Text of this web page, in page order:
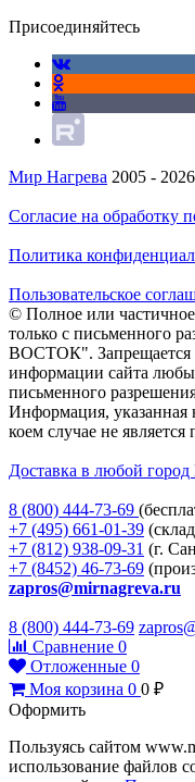
Присоединяйтесь
Мир Нагрева 2005 -
Согласие на обработку
Политика
Пользовательское
© Полное или частичное
только с
ВОСТОК". Запрещается
информации сайта
письменного
Информация, указанная
коем случае не
Доставка в любой
8 (800) 444-73-69
+7 (495) 661-01-39
+7 (812) 938-09-31 (г.
+7 (8452) 46-73-69
zapros@mirnagreva.ru
8 (800) 444-73-69
Сравнение 0
Отложенные 0
Моя корзина 0 0 ₽
Оформить
Пользуясь сайтом
использование файлов